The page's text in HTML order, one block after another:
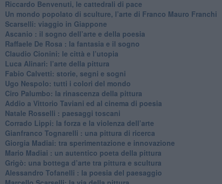
​Riccardo Benvenuti, le cattedrali di pace
​Un mondo popolato di sculture, l’arte di Franco Mauro Franchi
​Scarselli: viaggio in Giappone
​Ascanio : il sogno dell’arte e della poesia
Raffaele De Rosa : la fantasia e il sogno
​Claudio Cionini: le città e l’utopia
Luca Alinari: l’arte della pittura
​Fabio Calvetti: storie, segni e sogni
Ugo Nespolo: tutti i colori del mondo
​Ciro Palumbo: la rinascenza della pittura
​Addio a Vittorio Taviani ed al cinema di poesia
​Natale Rosselli : paesaggi toscani
​Corrado Lippi: la forza e la violenza dell’arte
Gianfranco Tognarelli : una pittura di ricerca
Giorgia Madiai: tra sperimentazione e innovazione
Mario Madiai : un autentico poeta della pittura
Grigò: una bottega d’arte tra pittura e scultura
Alessandro Tofanelli : la poesia del paesaggio